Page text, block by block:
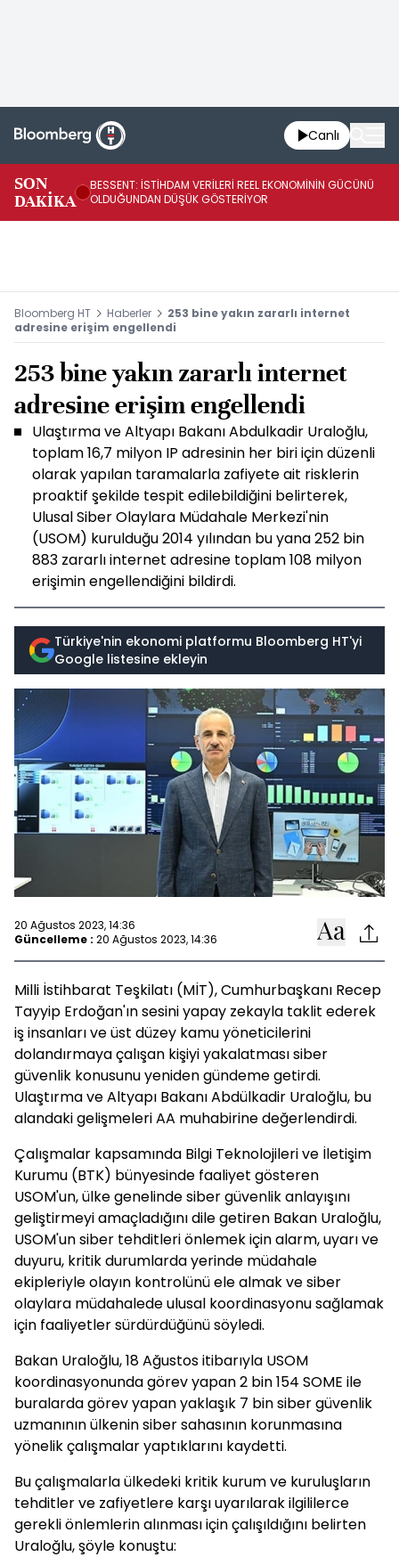
Canlı
SON
DAKİKA
BESSENT: İSTİHDAM VERİLERİ REEL EKONOMİNİN GÜCÜNÜ
OLDUĞUNDAN DÜŞÜK GÖSTERİYOR
Bloomberg HT Haberler
253 bine yakın zararlı internet
adresine erişim engellendi
253 bine yakın zararlı internet
adresine erişim engellendi
Ulaştırma ve Altyapı Bakanı Abdulkadir Uraloğlu,
toplam 16,7 milyon IP adresinin her biri için düzenli
olarak yapılan taramalarla zafiyete ait risklerin
proaktif şekilde tespit edilebildiğini belirterek,
Ulusal Siber Olaylara Müdahale Merkezi'nin
(USOM) kurulduğu 2014 yılından bu yana 252 bin
883 zararlı internet adresine toplam 108 milyon
erişimin engellendiğini bildirdi.
Türkiye'nin ekonomi platformu Bloomberg HT'yi
Google listesine ekleyin
20 Ağustos 2023, 14:36
Güncelleme : 20 Ağustos 2023, 14:36
Milli İstihbarat Teşkilatı (MİT), Cumhurbaşkanı Recep
Tayyip Erdoğan'ın sesini yapay zekayla taklit ederek
iş insanları ve üst düzey kamu yöneticilerini
dolandırmaya çalışan kişiyi yakalatması siber
güvenlik konusunu yeniden gündeme getirdi.
Ulaştırma ve Altyapı Bakanı Abdülkadir Uraloğlu, bu
alandaki gelişmeleri AA muhabirine değerlendirdi.
Çalışmalar kapsamında Bilgi Teknolojileri ve İletişim
Kurumu (BTK) bünyesinde faaliyet gösteren
USOM'un, ülke genelinde siber güvenlik anlayışını
geliştirmeyi amaçladığını dile getiren Bakan Uraloğlu,
USOM'un siber tehditleri önlemek için alarm, uyarı ve
duyuru, kritik durumlarda yerinde müdahale
ekipleriyle olayın kontrolünü ele almak ve siber
olaylara müdahalede ulusal koordinasyonu sağlamak
için faaliyetler sürdürdüğünü söyledi.
Bakan Uraloğlu, 18 Ağustos itibarıyla USOM
koordinasyonunda görev yapan 2 bin 154 SOME ile
buralarda görev yapan yaklaşık 7 bin siber güvenlik
uzmanının ülkenin siber sahasının korunmasına
yönelik çalışmalar yaptıklarını kaydetti.
Bu çalışmalarla ülkedeki kritik kurum ve kuruluşların
tehditler ve zafiyetlere karşı uyarılarak ilgililerce
gerekli önlemlerin alınması için çalışıldığını belirten
Uraloğlu, şöyle konuştu: